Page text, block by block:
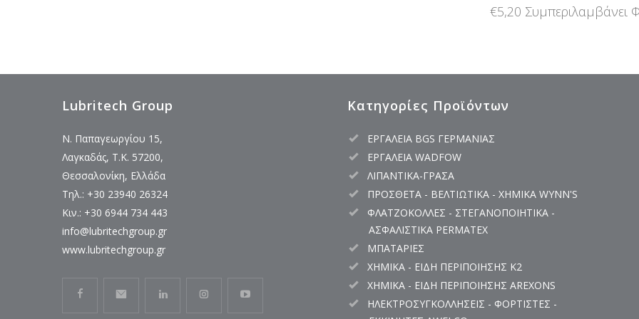
€5,20 Συμπεριλαμβάνει
Lubritech Group
Ν. Παπαγεωργίου 15,
Λαγκαδάς, Τ.Κ. 57200,
Θεσσαλονίκη, Ελλάδα
Τηλ.: +30 23940 26324
Κιν.: +30 6944 734 443
info@lubritechgroup.gr
www.lubritechgroup.gr
Κατηγορίες Προϊόντων
ΕΡΓΑΛΕΙΑ BGS ΓΕΡΜΑΝΙΑΣ
ΕΡΓΑΛΕΙΑ WADFOW
ΛΙΠΑΝΤΙΚΑ-ΓΡΑΣΑ
ΠΡΟΣΘΕΤΑ - ΒΕΛΤΙΩΤΙΚΑ - ΧΗΜΙΚΑ WYNN'S
ΦΛΑΤΖΟΚΟΛΛΕΣ - ΣΤΕΓΑΝΟΠΟΙΗΤΙΚΑ -
ΑΣΦΑΛΙΣΤΙΚΑ PERMATEX
ΜΠΑΤΑΡΙΕΣ
ΧΗΜΙΚΑ - ΕΙΔΗ ΠΕΡΙΠΟΙΗΣΗΣ K2
ΧΗΜΙΚΑ - ΕΙΔΗ ΠΕΡΙΠΟΙΗΣΗΣ AREXONS
ΗΛΕΚΤΡΟΣΥΓΚΟΛΛΗΣΕΙΣ - ΦΟΡΤΙΣΤΕΣ -